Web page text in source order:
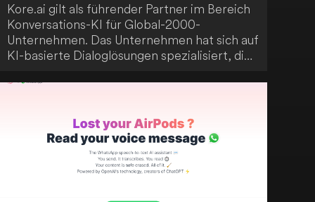
Kore.ai gilt als führender Partner im Bereich
Konversations-KI für Global-2000-
Unternehmen. Das Unternehmen hat sich auf
KI-basierte Dialoglösungen spezialisiert, die
konzipiert wurden. Ihr Ziel ist es, deine
menschlicher zu gestalten.